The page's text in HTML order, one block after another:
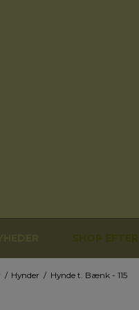
SHOP
/ Hynder / Hynde t. Bænk - 115